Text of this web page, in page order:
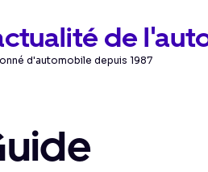
de
d'automobile depuis 1987